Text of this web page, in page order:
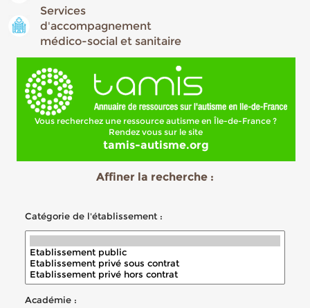
Services
d'accompagnement
médico-social et sanitaire
Vous recherchez une ressource autisme en Île-de-France ?
Rendez vous sur le site
tamis-autisme.org
Affiner la recherche :
Catégorie de l'établissement :
Académie :